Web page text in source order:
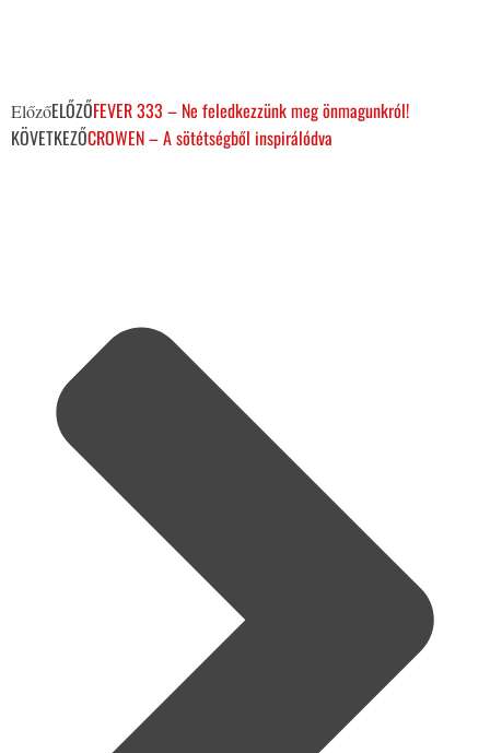
ElőzőELŐZŐFEVER 333 – Ne feledkezzünk meg önmagunkról!
KÖVETKEZŐCROWEN – A sötétségből inspirálódva